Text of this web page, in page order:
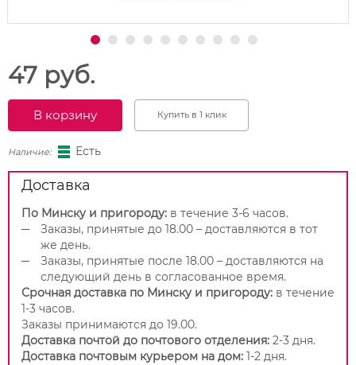
47 руб.
В корзину Купить в 1 клик
Наличие: Есть
Доставка
По Минску и пригороду: в течение 3-6 часов.
Заказы, принятые до 18.00 – доставляются в тот
же день.
Заказы, принятые после 18.00 – доставляются на
следующий день в согласованное время.
Срочная доставка по Минску и пригороду: в течение
1-3 часов.
Заказы принимаются до 19.00.
Доставка почтой до почтового отделения: 2-3 дня.
Доставка почтовым курьером на дом: 1-2 дня.